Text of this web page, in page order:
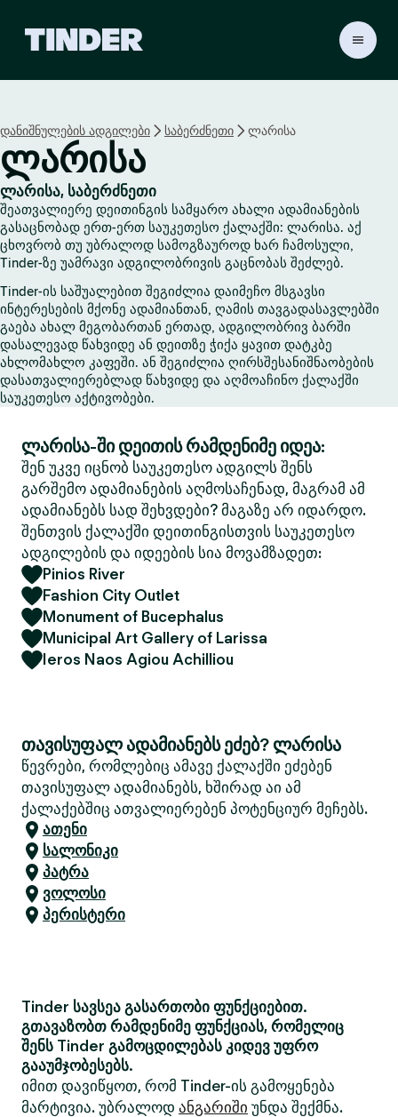
r
m
e
დანიშნულების ადგილები საბერძნეთი ლარისა
ლარისა
ლარისა, საბერძნეთი
შეათვალიერე დეითინგის სამყარო ახალი ადამიანების
გასაცნობად ერთ-ერთ საუკეთესო ქალაქში: ლარისა. აქ
ცხოვრობ თუ უბრალოდ სამოგზაუროდ ხარ ჩამოსული,
Tinder-ზე უამრავი ადგილობრივის გაცნობას შეძლებ.
Tinder-ის საშუალებით შეგიძლია დაიმეჩო მსგავსი
ინტერესების მქონე ადამიანთან, ღამის თავგადასავლებში
გაება ახალ მეგობართან ერთად, ადგილობრივ ბარში
დასალევად წახვიდე ან დეითზე ჭიქა ყავით დატკბე
ახლომახლო კაფეში. ან შეგიძლია ღირსშესანიშნაობების
დასათვალიერებლად წახვიდე და აღმოაჩინო ქალაქში
საუკეთესო აქტივობები.
ლარისა-ში დეითის რამდენიმე იდეა:
შენ უკვე იცნობ საუკეთესო ადგილს შენს
გარშემო ადამიანების აღმოსაჩენად, მაგრამ ამ
ადამიანებს სად შეხვდები? მაგაზე არ იდარდო.
შენთვის ქალაქში დეითინგისთვის საუკეთესო
ადგილების და იდეების სია მოვამზადეთ:
Pinios River
Fashion City Outlet
Monument of Bucephalus
Municipal Art Gallery of Larissa
Ieros Naos Agiou Achilliou
თავისუფალ ადამიანებს ეძებ? ლარისა
წევრები, რომლებიც ამავე ქალაქში ეძებენ
თავისუფალ ადამიანებს, ხშირად აი ამ
ქალაქებშიც ათვალიერებენ პოტენციურ მეჩებს.
ათენი
სალონიკი
პატრა
ვოლოსი
პერისტერი
Tinder სავსეა გასართობი ფუნქციებით.
გთავაზობთ რამდენიმე ფუნქციას, რომელიც
შენს Tinder გამოცდილებას კიდევ უფრო
გააუმჯობესებს.
იმით დავიწყოთ, რომ Tinder-ის გამოყენება
მარტივია. უბრალოდ ანგარიში უნდა შექმნა.